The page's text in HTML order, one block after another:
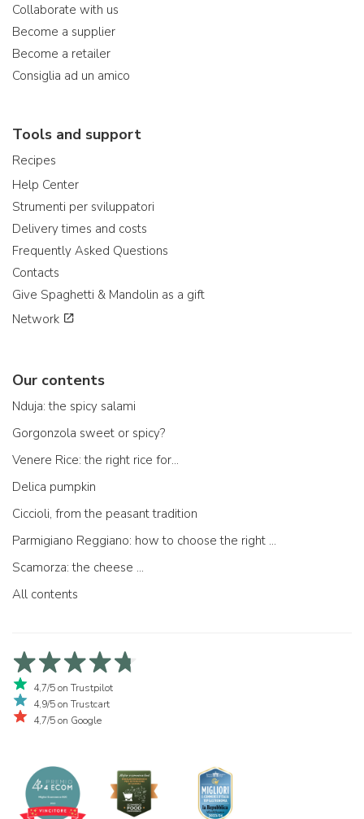
Collaborate with us
Become a supplier
Become a retailer
Consiglia ad un amico
Tools and support
Recipes
Help Center
Strumenti per sviluppatori
Delivery times and costs
Frequently Asked Questions
Contacts
Give Spaghetti & Mandolin as a gift
Network
Our contents
Nduja: the spicy salami
Gorgonzola sweet or spicy?
Venere Rice: the right rice for...
Delica pumpkin
Ciccioli, from the peasant tradition
Parmigiano Reggiano: how to choose the right one
Scamorza: the cheese ...
All contents
4,7/5 on Trustpilot
4,9/5 on Trustcart
4,7/5 on Google